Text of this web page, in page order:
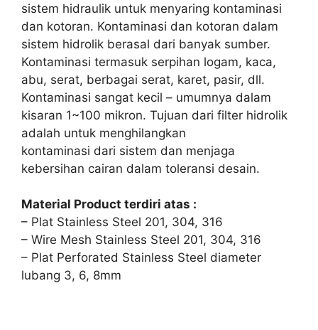
sistem hidraulik untuk menyaring kontaminasi
dan kotoran. Kontaminasi dan kotoran dalam
sistem hidrolik berasal dari banyak sumber.
Kontaminasi termasuk serpihan logam, kaca,
abu, serat, berbagai serat, karet, pasir, dll.
Kontaminasi sangat kecil – umumnya dalam
kisaran 1~100 mikron. Tujuan dari filter hidrolik
adalah untuk menghilangkan
kontaminasi dari sistem dan menjaga
kebersihan cairan dalam toleransi desain.
Material Product terdiri atas :
– Plat Stainless Steel 201, 304, 316
– Wire Mesh Stainless Steel 201, 304, 316
– Plat Perforated Stainless Steel diameter
lubang 3, 6, 8mm